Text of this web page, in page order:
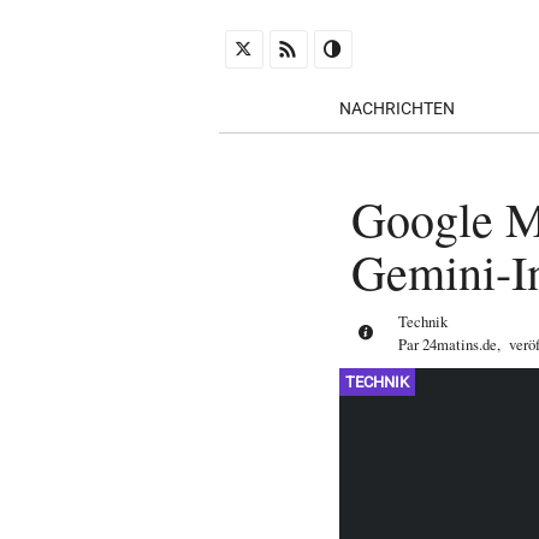
NACHRICHTEN
Google
Gemini-
Technik
Par24matins.de,
TECHNIK